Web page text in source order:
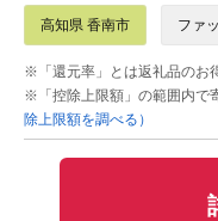
高知県 香南市 ファ
※「還元率」とは返礼品のお
※「控除上限額」の範囲内で
除上限額を調べる）